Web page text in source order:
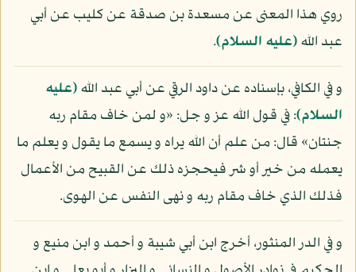
روي هذا المعنى عن مسعدة بن صدقة عن كليب عن أبي
عبد الله(عليه السلام).
و في الكافي، بإسناده عن داود الرقي عن أبي عبد الله(عليه
السلام): في قول الله عز و جل: «و لمن خاف مقام ربه
جنتان» قال: من علم أن الله يراه و يسمع ما يقول و يعلم ما
يعمله من خير أو شر فيحجزه ذلك عن القبيح من الأعمال
فذلك الذي خاف مقام ربه و نهى النفس عن الهوى.
و في الدر المنثور، أخرج ابن أبي شيبة و أحمد و ابن منيع و